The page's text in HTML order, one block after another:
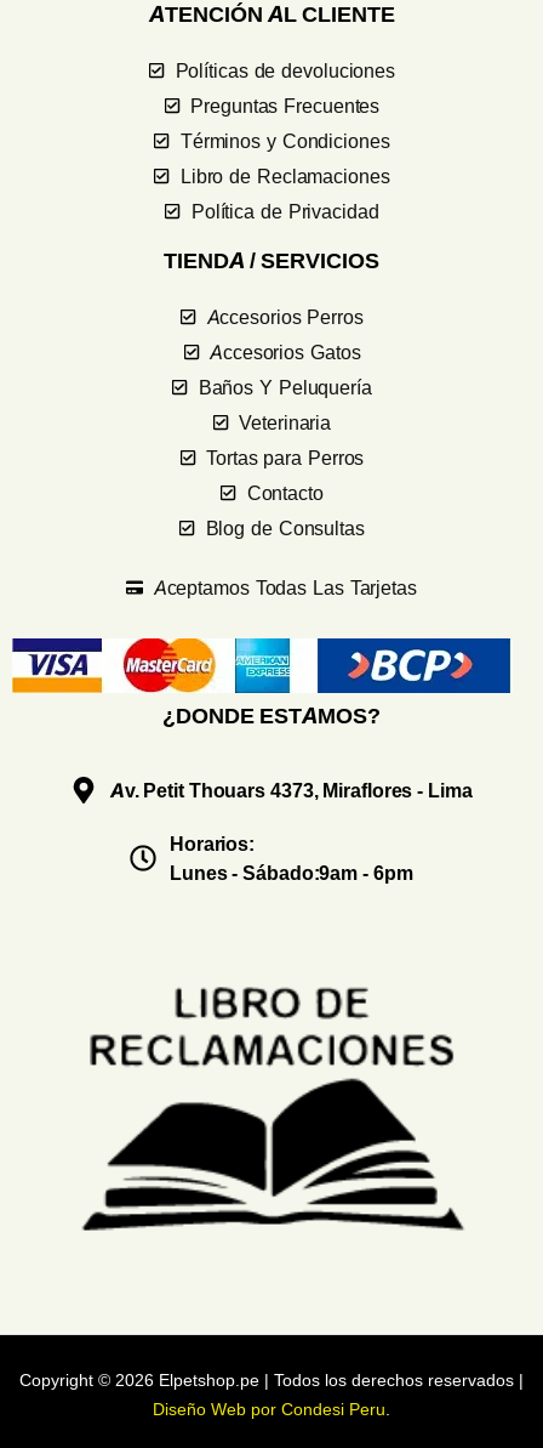
ATENCIÓN AL CLIENTE
Políticas de devoluciones
Preguntas Frecuentes
Términos y Condiciones
Libro de Reclamaciones
Política de Privacidad
TIENDA / SERVICIOS
Accesorios Perros
Accesorios Gatos
Baños Y Peluquería
Veterinaria
Tortas para Perros
Contacto
Blog de Consultas
Aceptamos Todas Las Tarjetas
¿DONDE ESTAMOS?
Av. Petit Thouars 4373, Miraflores - Lima
Horarios:
Lunes - Sábado:9am - 6pm
Copyright © 2026 Elpetshop.pe | Todos los derechos reservados |
Diseño Web por Condesi Peru